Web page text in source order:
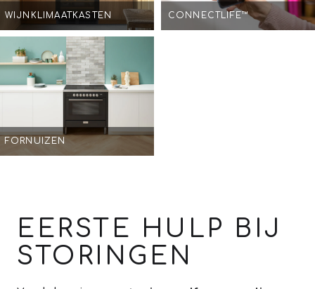
WIJNKLIMAATKASTEN CONNECTLIFE™
FORNUIZEN
EERSTE HULP BIJ
STORINGEN